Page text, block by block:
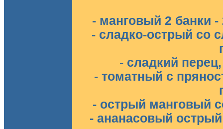
- манговый 2 банки -
- сладко-острый со
- сладкий
- томатный с
- острый манговый
- ананасовый